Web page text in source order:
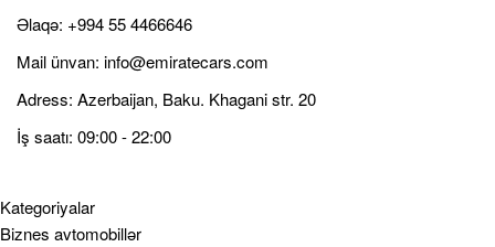
Əlaqə: +994 55 4466646
Mail ünvan: info@emiratecars.com
Adress: Azerbaijan, Baku. Khagani str. 20
İş saatı: 09:00 - 22:00
Kategoriyalar
Biznes avtomobillər